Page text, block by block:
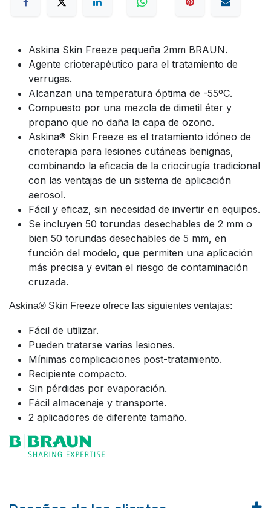
Askina Skin Freeze pequeña 2mm BRAUN.
Agente crioterapéutico para el tratamiento de
verrugas.
Alcanzan una temperatura óptima de -55ºC.
Compuesto por una mezcla de dimetil éter y
propano que no daña la capa de ozono.
Askina® Skin Freeze es el tratamiento idóneo de
crioterapia para lesiones cutáneas benignas,
combinando la eficacia de la criocirugía tradicional
con las ventajas de un sistema de aplicación
aerosol.
Fácil y eficaz, sin necesidad de invertir en equipos.
Se incluyen 50 torundas desechables de 2 mm o
bien 50 torundas desechables de 5 mm, en
función del modelo, que permiten una aplicación
más precisa y evitan el riesgo de contaminación
cruzada.
Askina® Skin Freeze ofrece las siguientes ventajas:
Fácil de utilizar.
Pueden tratarse varias lesiones.
Mínimas complicaciones post-tratamiento.
Recipiente compacto.
Sin pérdidas por evaporación.
Fácil almacenaje y transporte.
2 aplicadores de diferente tamaño.